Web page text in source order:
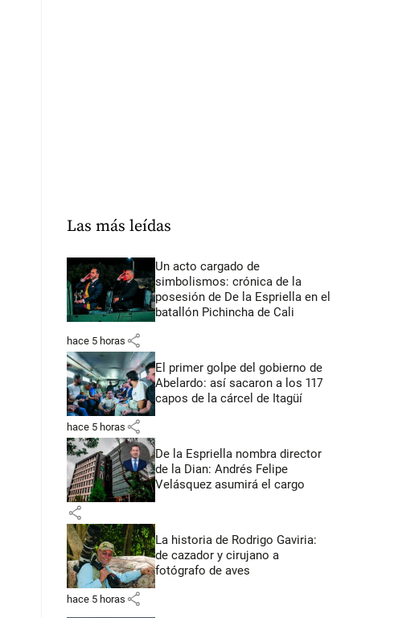
Las más leídas
Un acto cargado de
simbolismos: crónica de la
posesión de De la Espriella en el
batallón Pichincha de Cali
hace 5 horas share
El primer golpe del gobierno de
Abelardo: así sacaron a los 117
capos de la cárcel de Itagüí
hace 5 horas share
De la Espriella nombra director
de la Dian: Andrés Felipe
Velásquez asumirá el cargo
share
La historia de Rodrigo Gaviria:
de cazador y cirujano a
fotógrafo de aves
hace 5 horas share